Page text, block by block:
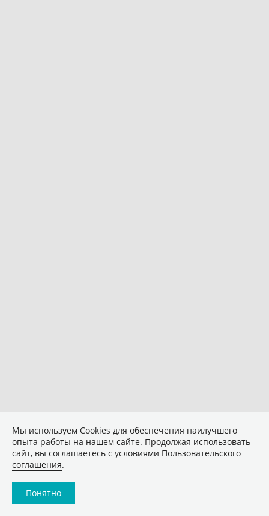
Мы используем Сookies для обеспечения наилучшего
опыта работы на нашем сайте. Продолжая использовать
сайт, вы соглашаетесь с условиями Пользовательского
соглашения.
Понятно